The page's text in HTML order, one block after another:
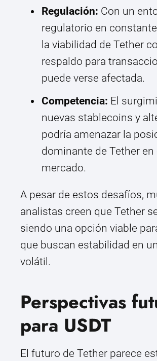
Regulación: Con un
regulatorio en
la viabilidad de Tether
respaldo para
puede verse afectada.
Competencia: El
nuevas stablecoins y
podría amenazar la
dominante de Tether en
mercado.
A pesar de estos desafíos,
analistas creen que Tether
siendo una opción viable
que buscan estabilidad en
volátil.
Perspectivas
para USDT
El futuro de Tether parece